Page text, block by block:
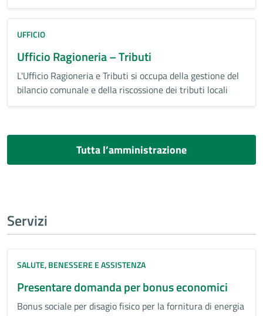
UFFICIO
Ufficio Ragioneria – Tributi
L'Ufficio Ragioneria e Tributi si occupa della gestione del
bilancio comunale e della riscossione dei tributi locali
Tutta l’amministrazione
Servizi
SALUTE, BENESSERE E ASSISTENZA
Presentare domanda per bonus economici
Bonus sociale per disagio fisico per la fornitura di energia